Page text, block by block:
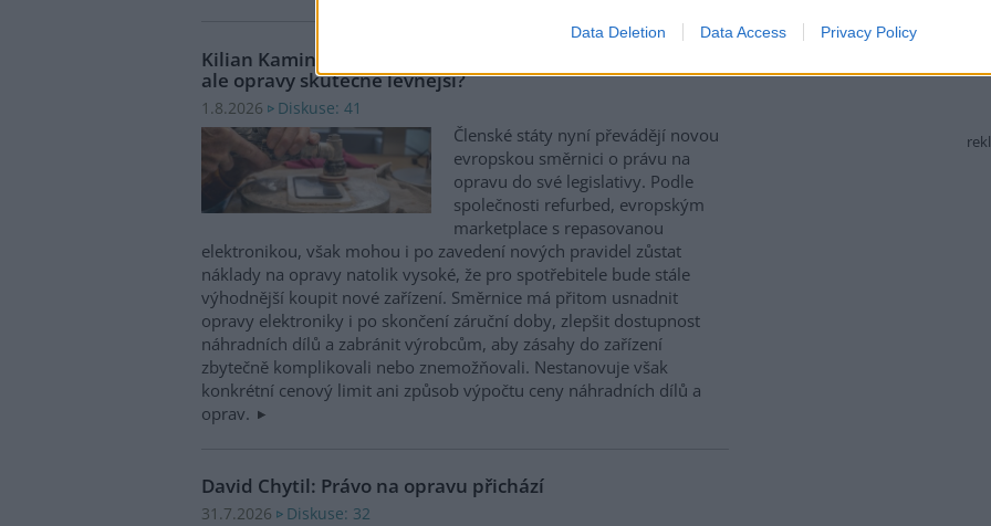
Data Deletion Data Access Privacy Policy
Kilian Kaminski: Evropa slibuje právo na opravu. Budou
ale opravy skutečně levnější?
1.8.2026 Diskuse: 41
Členské státy nyní převádějí novou
evropskou směrnici o právu na
opravu do své legislativy. Podle
společnosti refurbed, evropským
marketplace s repasovanou
elektronikou, však mohou i po zavedení nových pravidel zůstat
náklady na opravy natolik vysoké, že pro spotřebitele bude stále
výhodnější koupit nové zařízení. Směrnice má přitom usnadnit
opravy elektroniky i po skončení záruční doby, zlepšit dostupnost
náhradních dílů a zabránit výrobcům, aby zásahy do zařízení
zbytečně komplikovali nebo znemožňovali. Nestanovuje však
konkrétní cenový limit ani způsob výpočtu ceny náhradních dílů a
oprav.
David Chytil: Právo na opravu přichází
31.7.2026 Diskuse: 32